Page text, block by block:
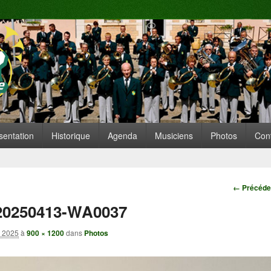
de Replonges
SITUÉE À REPLONGES (AIN)
secondaire Historique Agenda Musiciens Photos
←
WA0037
2025 à900 × 1200dans Photos